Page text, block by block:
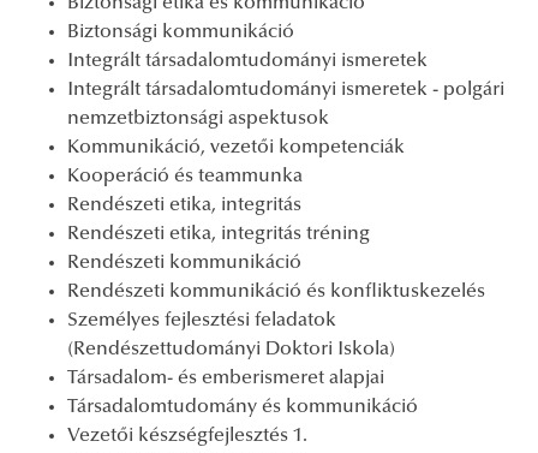
Biztonsági kommunikáció
Integrált társadalomtudományi ismeretek
Integrált társadalomtudományi ismeretek - polgári
nemzetbiztonsági aspektusok
Kommunikáció, vezetői kompetenciák
Kooperáció és teammunka
Rendészeti etika, integritás
Rendészeti etika, integritás tréning
Rendészeti kommunikáció
Rendészeti kommunikáció és konfliktuskezelés
Személyes fejlesztési feladatok
(Rendészettudományi Doktori Iskola)
Társadalom- és emberismeret alapjai
Társadalomtudomány és kommunikáció
Vezetői készségfejlesztés 1.